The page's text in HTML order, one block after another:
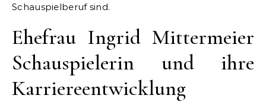
Schauspielberuf sind.
Ehefrau Ingrid Mittermeier
Schauspielerin und ihre
Karriereentwicklung